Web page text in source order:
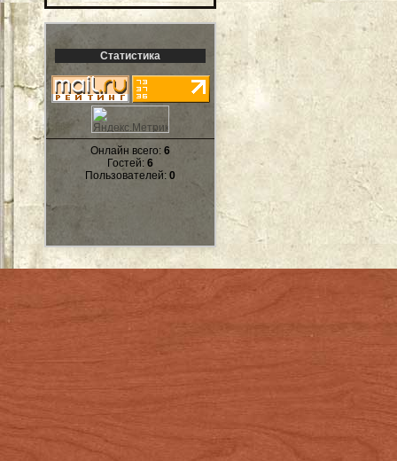
Статистика
Онлайн всего: 6
Гостей: 6
Пользователей: 0